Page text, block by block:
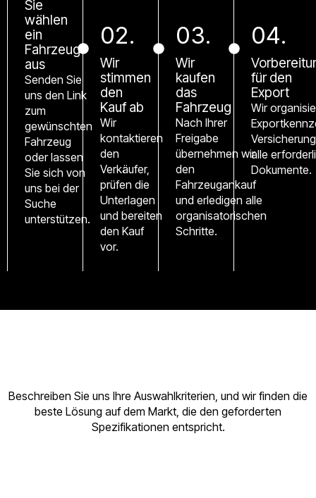
Sie
wählen
ein
Fahrzeug
aus
Senden Sie
uns den Link
zum
gewünschten
Fahrzeug
oder lassen
Sie sich von
uns bei der
Suche
unterstützen.
02.
Wir
stimmen
den
Kauf ab
Wir
kontaktieren
den
Verkäufer,
prüfen die
Unterlagen
und bereiten
den Kauf
vor.
03.
Wir
kaufen
das
Fahrzeug
Nach Ihrer
Freigabe
übernehmen wir
den
Fahrzeugankauf
und erledigen alle
organisatorischen
Schritte.
04.
für den
Export
Wir
alle
Dokumente.
Beschreiben Sie uns Ihre Auswahlkriterien, und wir finden die
beste Lösung auf dem Markt, die den geforderten
Spezifikationen entspricht.